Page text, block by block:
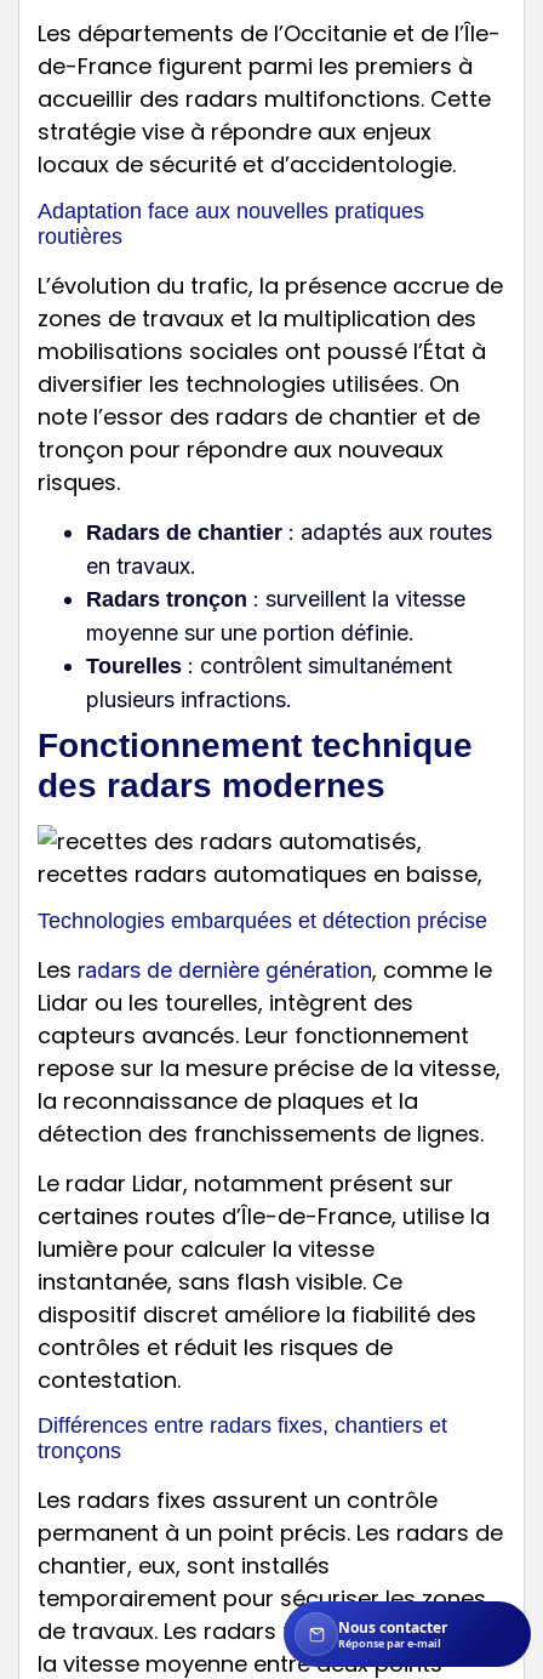
Les départements de l’Occitanie et de l’Île-
de-France figurent parmi les premiers à
accueillir des radars multifonctions. Cette
stratégie vise à répondre aux enjeux
locaux de sécurité et d’accidentologie.
Adaptation face aux nouvelles pratiques
routières
L’évolution du trafic, la présence accrue de
zones de travaux et la multiplication des
mobilisations sociales ont poussé l’État à
diversifier les technologies utilisées. On
note l’essor des radars de chantier et de
tronçon pour répondre aux nouveaux
risques.
Radars de chantier : adaptés aux routes
en travaux.
Radars tronçon : surveillent la vitesse
moyenne sur une portion définie.
Tourelles : contrôlent simultanément
plusieurs infractions.
Fonctionnement technique
des radars modernes
Technologies embarquées et détection précise
Les radars de dernière génération, comme le
Lidar ou les tourelles, intègrent des
capteurs avancés. Leur fonctionnement
repose sur la mesure précise de la vitesse,
la reconnaissance de plaques et la
détection des franchissements de lignes.
Le radar Lidar, notamment présent sur
certaines routes d’Île-de-France, utilise la
lumière pour calculer la vitesse
instantanée, sans flash visible. Ce
dispositif discret améliore la fiabilité des
contrôles et réduit les risques de
contestation.
Différences entre radars fixes, chantiers et
tronçons
Les radars fixes assurent un contrôle
permanent à un point précis. Les radars de
chantier, eux, sont installés
temporairement pour sécuriser les zones
de travaux. Les radars tronçons calculent
la vitesse moyenne entre deux points
Nous contacter
Réponse par e-mail